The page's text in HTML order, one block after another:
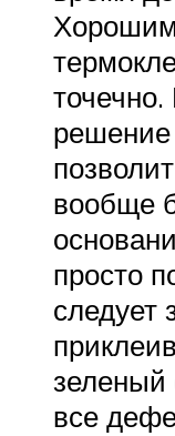
точечно.
решение
вообще
просто
следует
зеленый
все